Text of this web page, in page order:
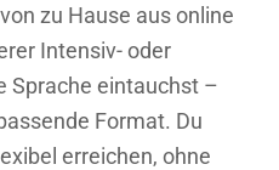
zu Hause aus online
Intensiv- oder
Sprache eintauchst –
Format. Du
erreichen, ohne